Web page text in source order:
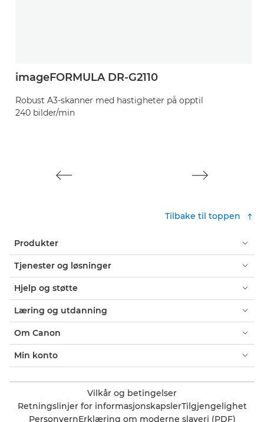
imageFORMULA DR-G2110
Robust A3-skanner med hastigheter på opptil
240 bilder/min
Tilbake til toppen
Produkter
Tjenester og løsninger
Hjelp og støtte
Læring og utdanning
Om Canon
Min konto
Vilkår og betingelser
Retningslinjer for informasjonskapslerTilgjengelighet
PersonvernErklæring om moderne slaveri (PDF)